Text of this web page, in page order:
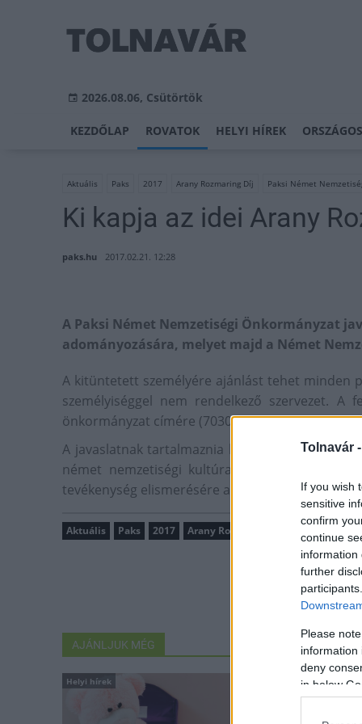
Tolnavár -
If you wish
sensitive
confirm
continue
information
further
Please
information
deny
in below
2026.08.06, Csütörtök
KEZDŐLAP ROVATOK HELYI HÍREK
Aktuális Paks 2017 Arany Rozmaring Díj Paksi Német
Ki kapja az idei Arany
paks.hu 2017.02.21. 12:28
A Paksi Német Nemzetiségi Önkormányzat
adományozására, melyet majd a Német
A kitüntetett személyére ajánlást tehet minden
személyiséggel nem rendelkező szervezet.
önkormányzat címére (7030 Paks Dózsa György
A javaslatnak tartalmaznia kell a jelölt azon
német nemzetiségi kultúra és emberi
tevékenység elismerésére alapította a szervezet
Aktuális Paks 2017 Arany Rozmaring Díj Paksi
AJÁNLJUK MÉG
Helyi hírek Aktuális